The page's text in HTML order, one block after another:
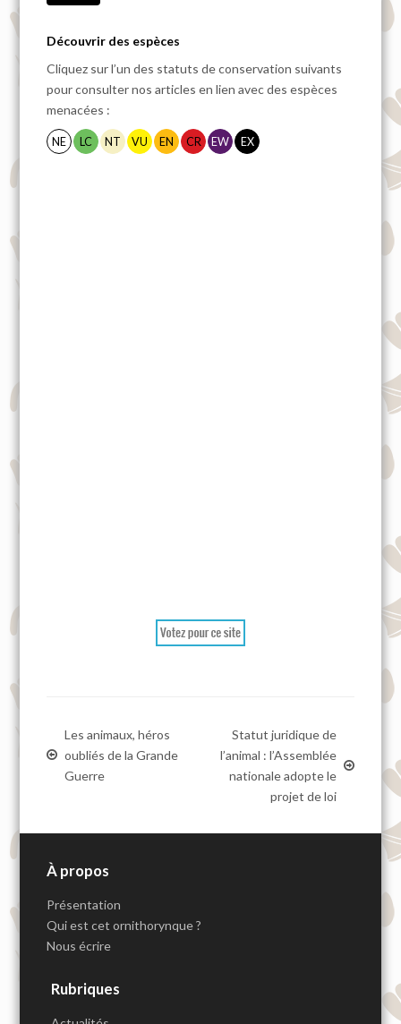
Découvrir des espèces
Cliquez sur l’un des statuts de conservation suivants
pour consulter nos articles en lien avec des espèces
menacées :
NE LC NT VU EN CR EW EX
Les animaux, héros
oubliés de la Grande
Guerre
Statut juridique de
l’animal : l’Assemblée
nationale adopte le
projet de loi
À propos
Présentation
Qui est cet ornithorynque ?
Nous écrire
Rubriques